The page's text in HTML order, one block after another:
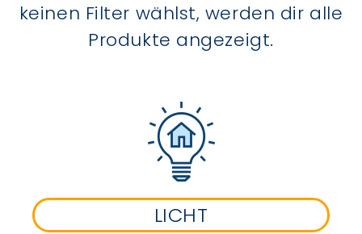
keinen Filter wählst, werden dir alle
Produkte angezeigt.
LICHT